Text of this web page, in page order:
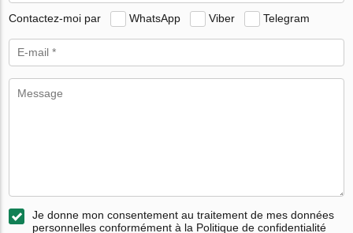
Contactez-moi par WhatsApp Viber Telegram
Je donne mon consentement au traitement de mes données
personnelles conformément à la Politique de confidentialité